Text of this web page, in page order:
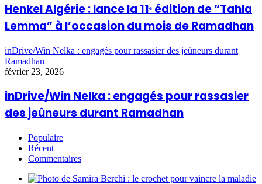
Henkel Algérie : lance la 11ᵉ édition de “Tahla
Lemma” à l’occasion du mois de Ramadhan
inDrive/Win Nelka : engagés pour rassasier des jeûneurs durant
Ramadhan
février 23, 2026
inDrive/Win Nelka : engagés pour rassasier
des jeûneurs durant Ramadhan
Populaire
Récent
Commentaires